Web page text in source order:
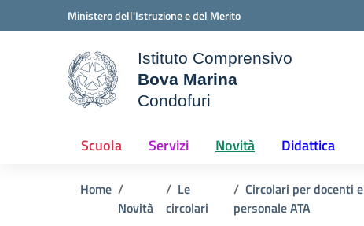
Vai ai contenuti
Vai al menu di navigazioneMinistero dell'Istruzione e del Merito
della scuola
Istituto Comprensivo
Bova Marina
Condofuri
Scuola Servizi Novità Didattica
Home
Novità
Le
circolari
Circolari per docenti e
personale ATA